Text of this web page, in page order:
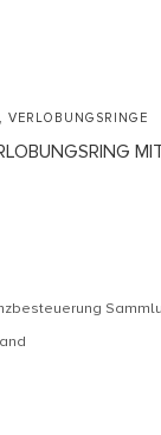
, VERLOBUNGSRINGE